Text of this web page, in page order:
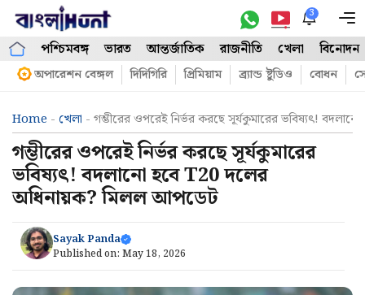
Skip
content
3
পশ্চিমবঙ্গ ভারত আন্তর্জাতিক রাজনীতি খেলা বিনোদন
অপারেশন বেঙ্গল দিদিগিরি প্রিমিয়াম ব্র্যান্ড ষ্টুডিও বোধন
Home - খেলা - গম্ভীরের ওপরেই নির্ভর করছে সূর্যকুমারের ভবিষ্যৎ!
গম্ভীরের ওপরেই নির্ভর করছে সূর্যকুমারের
ভবিষ্যৎ! বদলানো হবে T20 দলের
অধিনায়ক? মিলল আপডেট
Sayak Panda
Published on: May 18, 2026